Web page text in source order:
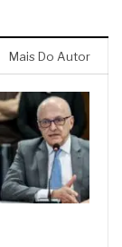
Mais Do Autor